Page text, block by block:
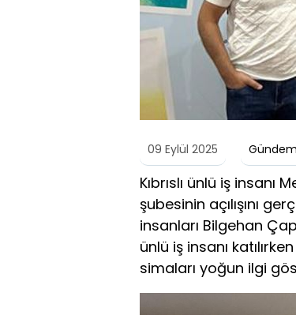
09 Eylül 2025 Gündem
Kıbrıslı ünlü iş insanı
şubesinin açılışını
insanları Bilgehan
ünlü iş insanı
simaları yoğun ilgi